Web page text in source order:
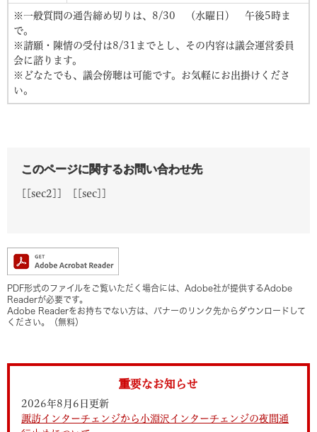
※一般質問の通告締め切りは、8/30 （水曜日） 午後5時ま
で。
※請願・陳情の受付は8/31までとし、その内容は議会運営委員
会に諮ります。
※どなたでも、議会傍聴は可能です。お気軽にお出掛けくださ
い。
このページに関するお問い合わせ先
[[sec2]] [[sec]]
PDF形式のファイルをご覧いただく場合には、Adobe社が提供するAdobe
Readerが必要です。
Adobe Readerをお持ちでない方は、バナーのリンク先からダウンロードして
ください。（無料）
重要なお知らせ
2026年8月6日更新
諏訪インターチェンジから小淵沢インターチェンジの夜間通